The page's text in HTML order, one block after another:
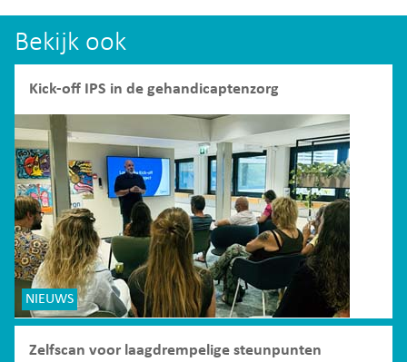
Bekijk ook
Kick-off IPS in de gehandicaptenzorg
NIEUWS
Zelfscan voor laagdrempelige steunpunten